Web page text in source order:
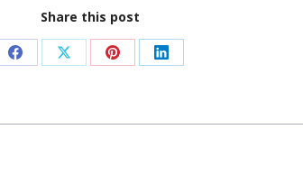
Share this post
Share
Facebook
Share
X
Share
Pinterest
Share
LinkedIn